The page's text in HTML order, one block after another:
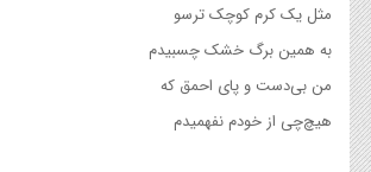
مثل یک کرم کوچک ترسو
به همین برگ خشک چسبیدم
من بی‌دست و پای احمق که
هیچ‌چی از خودم نفهمیدم